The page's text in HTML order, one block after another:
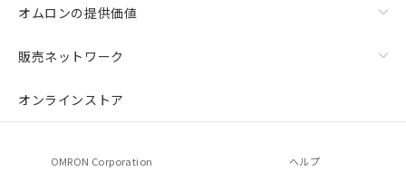
オムロンの提供価値
販売ネットワーク
オンラインストア
OMRON Corporation ヘルプ